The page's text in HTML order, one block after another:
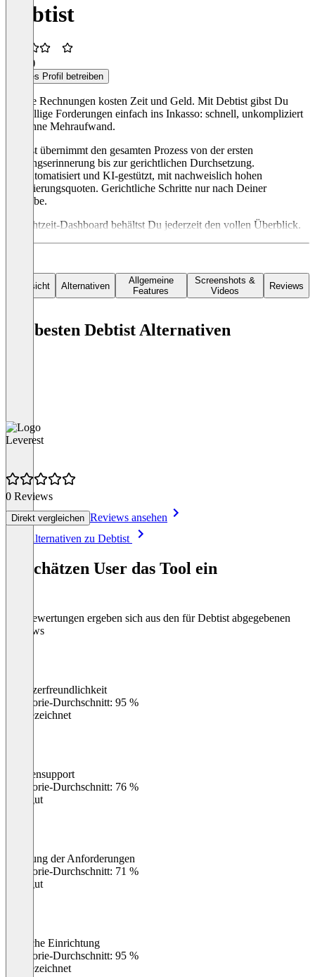
Debtist
(3)
Dieses Profil betreiben
Offene Rechnungen kosten Zeit und Geld. Mit Debtist gibst Du
überfällige Forderungen einfach ins Inkasso: schnell, unkompliziert
und ohne Mehraufwand.
Debtist übernimmt den gesamten Prozess von der ersten
Zahlungserinnerung bis zur gerichtlichen Durchsetzung.
Vollautomatisiert und KI-gestützt, mit nachweislich hohen
Realisierungsquoten. Gerichtliche Schritte nur nach Deiner
Freigabe.
Im Echtzeit-Dashboard behältst Du jederzeit den vollen Überblick.
Übersicht Alternativen
Allgemeine
Features
Screenshots &
Videos
Reviews
Die besten Debtist Alternativen
Leverest
0 Reviews
Direkt vergleichen Reviews ansehen
Alle Alternativen zu Debtist
So schätzen User das Tool ein
Die Bewertungen ergeben sich aus den für Debtist abgegebenen
Reviews
Benutzerfreundlichkeit
Kategorie-Durchschnitt: 95 %
Ausgezeichnet
Kundensupport
Kategorie-Durchschnitt: 76 %
Sehr gut
Erfüllung der Anforderungen
Kategorie-Durchschnitt: 71 %
Sehr gut
Einfache Einrichtung
Kategorie-Durchschnitt: 95 %
Ausgezeichnet